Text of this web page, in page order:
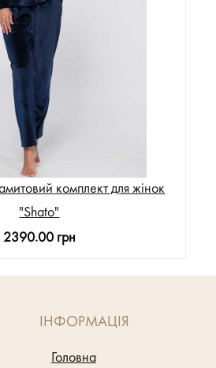
комплект для жінок
"Shato"
2390.00 грн
ІНФОРМАЦІЯ
Головна